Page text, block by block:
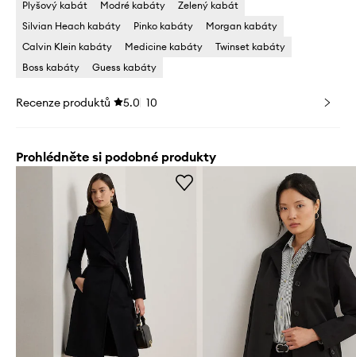
Plyšový kabát Modré kabáty
Zelený kabát
Silvian Heach kabáty
Pinko kabáty
Morgan kabáty
Calvin Klein kabáty
Medicine kabáty
Twinset kabáty
Boss kabáty
Guess kabáty
Recenze produktů 5.0 10
Prohlédněte si podobné produkty